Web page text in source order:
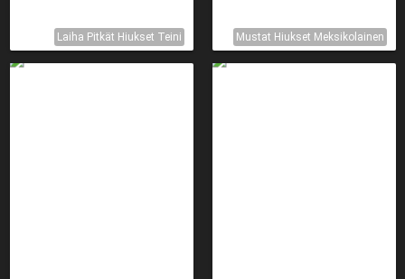
Laiha Pitkät Hiukset Teini Mustat Hiukset Meksikolainen